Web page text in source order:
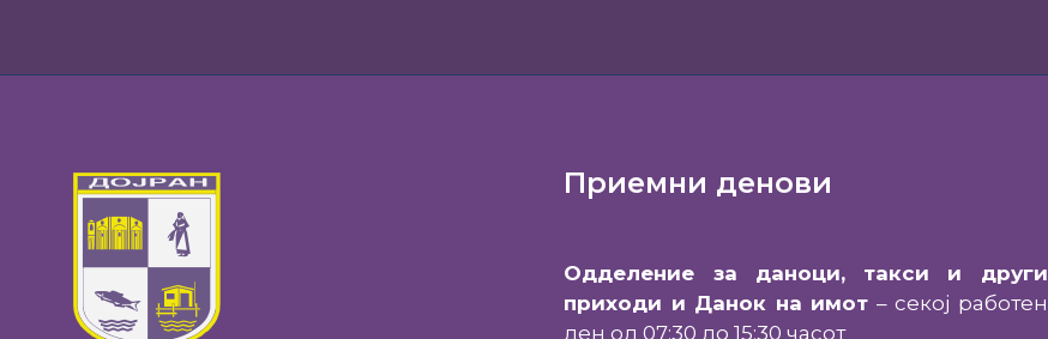
Приемни денови
Одделение за даноци, такси и други
приходи и Данок на имот – секој работен
ден од 07:30 до 15:30 часот